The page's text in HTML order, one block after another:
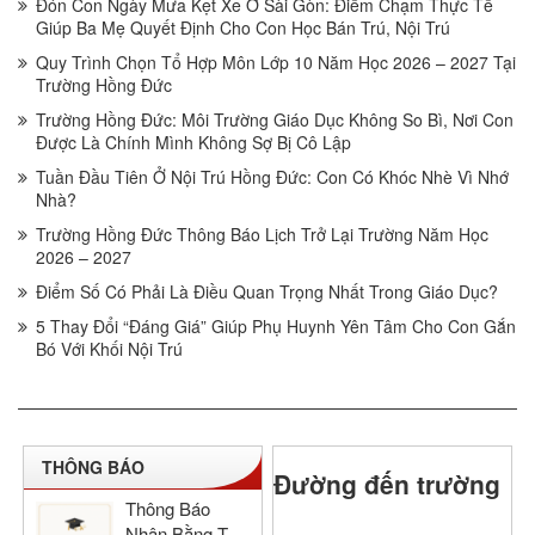
Giúp Ba Mẹ Quyết Định Cho Con Học Bán Trú, Nội Trú
Quy Trình Chọn Tổ Hợp Môn Lớp 10 Năm Học 2026 – 2027 Tại
Trường Hồng Đức
Trường Hồng Đức: Môi Trường Giáo Dục Không So Bì, Nơi Con
Được Là Chính Mình Không Sợ Bị Cô Lập
Tuần Đầu Tiên Ở Nội Trú Hồng Đức: Con Có Khóc Nhè Vì Nhớ
Nhà?
Trường Hồng Đức Thông Báo Lịch Trở Lại Trường Năm Học
2026 – 2027
Điểm Số Có Phải Là Điều Quan Trọng Nhất Trong Giáo Dục?
5 Thay Đổi “Đáng Giá” Giúp Phụ Huynh Yên Tâm Cho Con Gắn
Bó Với Khối Nội Trú
THÔNG BÁO
Thông Báo
Đường đến trường